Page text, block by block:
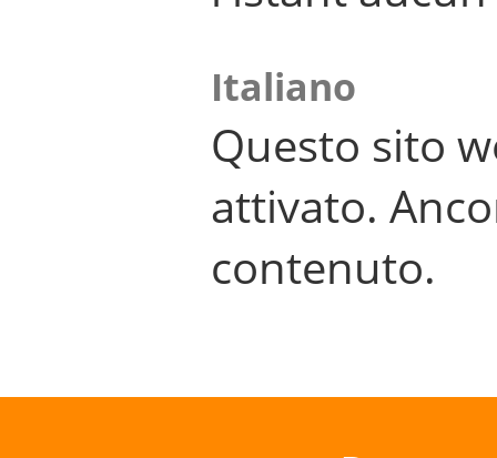
Italiano
Questo sito
attivato.
contenuto.